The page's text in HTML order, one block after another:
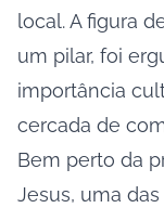
local. A figura
um pilar, foi
importância
cercada de
Bem perto da
Jesus, uma